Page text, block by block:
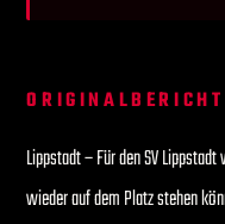
ORIGINALBERICHT
Lippstadt – Für den SV
wieder auf dem Platz stehen